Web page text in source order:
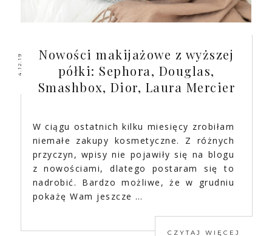
4.12.19
Nowości makijażowe z wyższej
półki: Sephora, Douglas,
Smashbox, Dior, Laura Mercier
W ciągu ostatnich kilku miesięcy zrobiłam
niemałe zakupy kosmetyczne. Z różnych
przyczyn, wpisy nie pojawiły się na blogu
z nowościami, dlatego postaram się to
nadrobić. Bardzo możliwe, że w grudniu
pokażę Wam jeszcze …
CZYTAJ WIĘCEJ